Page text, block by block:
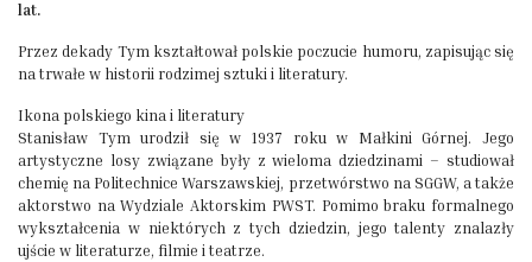
lat.
Przez dekady Tym kształtował polskie poczucie humoru, zapisując się
na trwałe w historii rodzimej sztuki i literatury.
Ikona polskiego kina i literatury
Stanisław Tym urodził się w 1937 roku w Małkini Górnej. Jego
artystyczne losy związane były z wieloma dziedzinami – studiował
chemię na Politechnice Warszawskiej, przetwórstwo na SGGW, a także
aktorstwo na Wydziale Aktorskim PWST. Pomimo braku formalnego
wykształcenia w niektórych z tych dziedzin, jego talenty znalazły
ujście w literaturze, filmie i teatrze.